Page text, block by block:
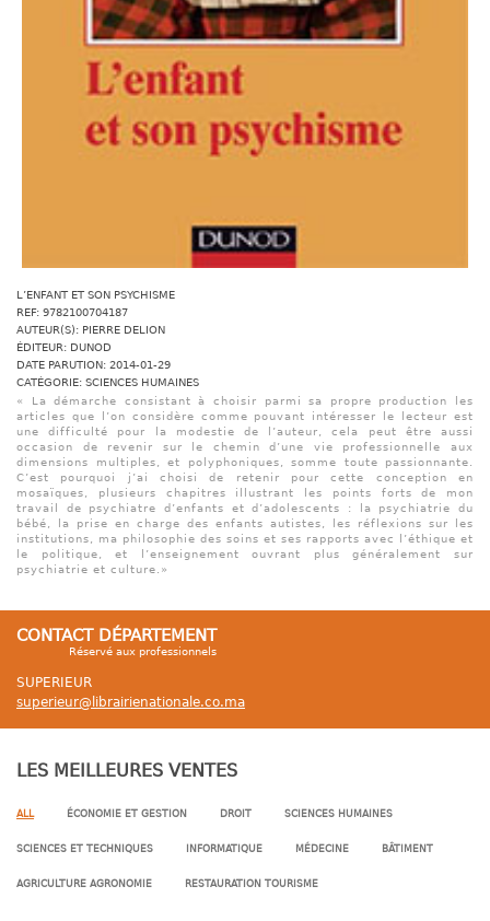
L’ENFANT ET SON PSYCHISME
REF: 9782100704187
AUTEUR(S): PIERRE DELION
ÉDITEUR: DUNOD
DATE PARUTION: 2014-01-29
CATÉGORIE: SCIENCES HUMAINES
« La démarche consistant à choisir parmi sa propre production les
articles que l’on considère comme pouvant intéresser le lecteur est
une difficulté pour la modestie de l’auteur, cela peut être aussi
occasion de revenir sur le chemin d’une vie professionnelle aux
dimensions multiples, et polyphoniques, somme toute passionnante.
C’est pourquoi j’ai choisi de retenir pour cette conception en
mosaïques, plusieurs chapitres illustrant les points forts de mon
travail de psychiatre d’enfants et d’adolescents : la psychiatrie du
bébé, la prise en charge des enfants autistes, les réflexions sur les
institutions, ma philosophie des soins et ses rapports avec l’éthique et
le politique, et l’enseignement ouvrant plus généralement sur
psychiatrie et culture.»
CONTACT DÉPARTEMENT
Réservé aux professionnels
SUPERIEUR
superieur@librairienationale.co.ma
LES MEILLEURES VENTES
ALL ÉCONOMIE ET GESTION DROIT SCIENCES HUMAINES
SCIENCES ET TECHNIQUES INFORMATIQUE MÉDECINE BÂTIMENT
AGRICULTURE AGRONOMIE RESTAURATION TOURISME